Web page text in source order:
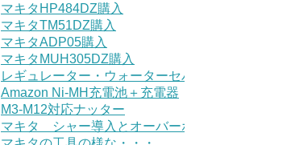
マキタHP484DZ購入
マキタTM51DZ購入
マキタADP05購入
マキタMUH305DZ購入
レギュレーター・ウォーターセパレータ交換
Amazon Ni-MH充電池＋充電器
M3-M12対応ナッター
マキタ シャー導入とオーバーホール